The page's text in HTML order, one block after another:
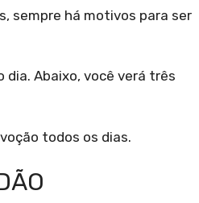
sempre há motivos para ser
Abaixo, você verá três
todos os dias.